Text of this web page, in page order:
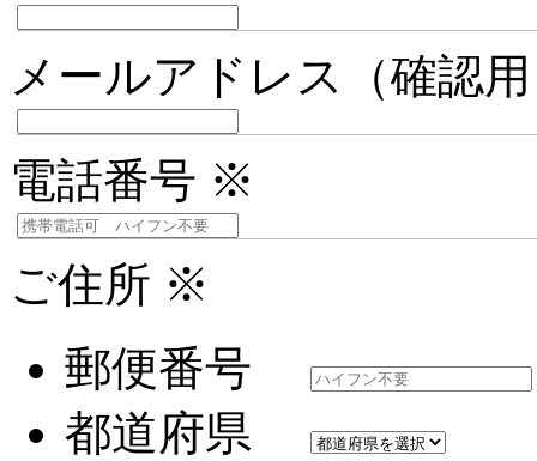
メールアドレス（確認
電話番号 ※
ご住所 ※
郵便番号
都道府県